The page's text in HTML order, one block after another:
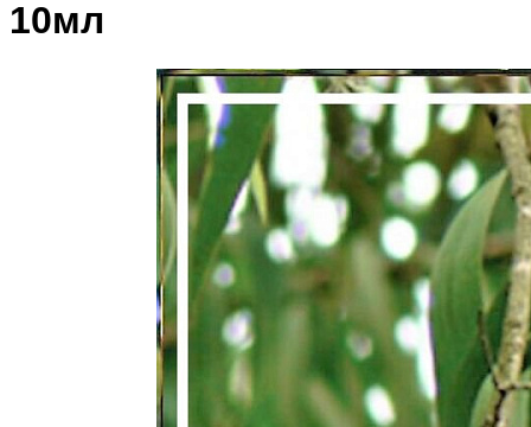
10мл